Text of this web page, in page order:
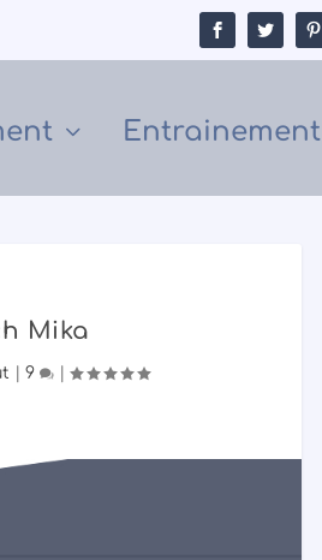
Entrainement
Mika
9